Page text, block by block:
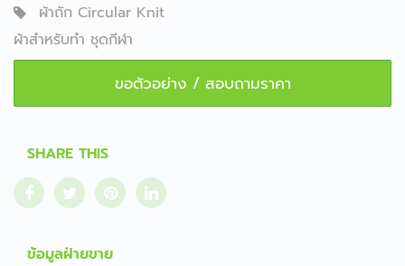
ผ้าถัก Circular Knit
ผ้าสำหรับทำ ชุดกีฬา
ขอตัวอย่าง / สอบถามราคา
SHARE THIS
ข้อมูลฝ่ายขาย